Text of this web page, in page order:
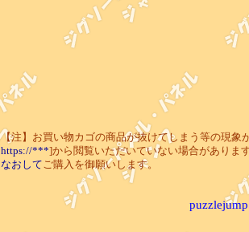
【注】お買い物カゴの商品が抜けてしまう等の現象
https://***]から閲覧いただいていない場合がありま
なおしてご購入を御願いします。